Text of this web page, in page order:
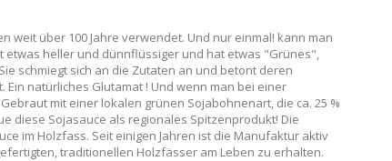
weit über 100 Jahre verwendet. Und nur einmal! kann man
etwas heller und dünnflüssiger und hat etwas "Grünes",
schmiegt sich an die Zutaten an und betont deren
natürliches Glutamat ! Und wenn man bei einer
mit einer lokalen grünen Sojabohnenart, die ca. 25 %
diese Sojasauce als regionales Spitzenprodukt! Die
im Holzfass. Seit einigen Jahren ist die Manufaktur aktiv
traditionellen Holzfässer am Leben zu erhalten.